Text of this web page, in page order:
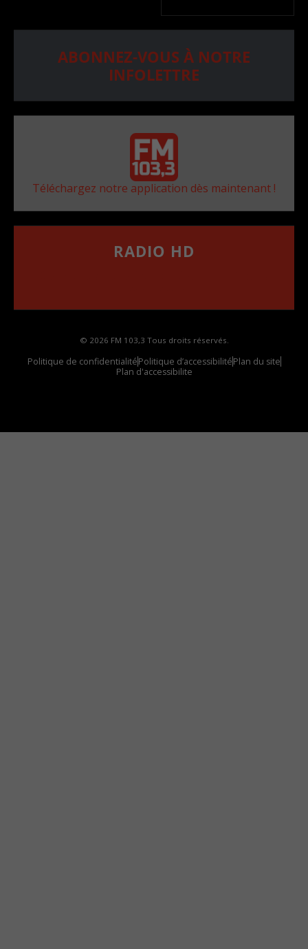
ABONNEZ-VOUS À NOTRE
INFOLETTRE
Téléchargez notre application dès maintenant !
RADIO HD
© 2026 FM 103,3 Tous droits réservés.
Politique de confidentialitéPolitique d’accessibilitéPlan du site
Plan d'accessibilite